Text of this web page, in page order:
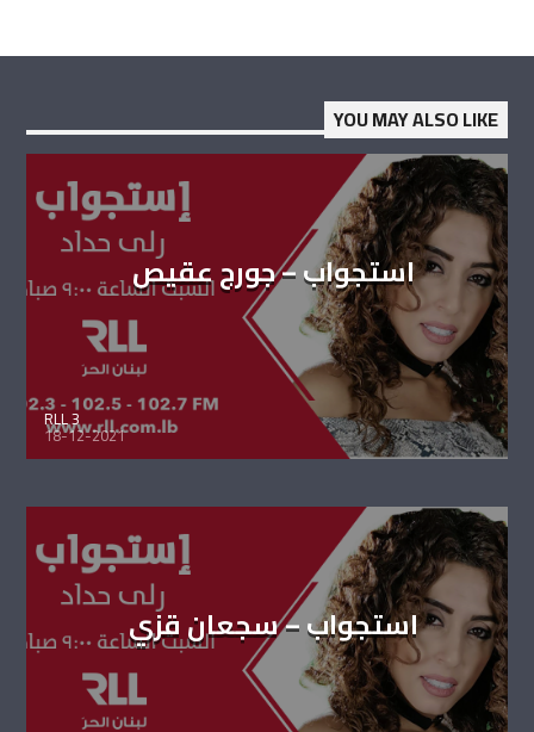
YOU MAY ALSO LIKE
استجواب – جورج عقيص
RLL 3
18-12-2021
استجواب – سجعان قزي